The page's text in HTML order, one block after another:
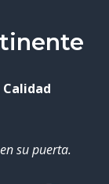
su puerta.